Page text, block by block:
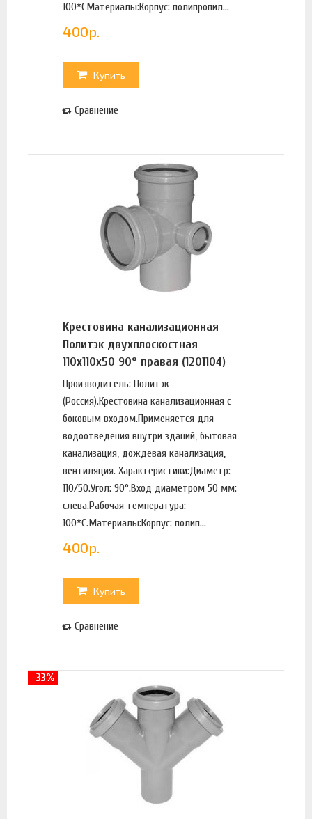
100*СМатериалы:Корпус: полипропил...
400р.
Купить
Сравнение
Крестовина канализационная
Политэк двухплоскостная
110х110х50 90° правая (1201104)
Производитель: Политэк
(Россия).Крестовина канализационная с
боковым входом.Применяется для
водоотведения внутри зданий, бытовая
канализация, дождевая канализация,
вентиляция. Характеристики:Диаметр:
110/50.Угол: 90°.Вход диаметром 50 мм:
слева.Рабочая температура:
100*С.Материалы:Корпус: полип...
400р.
Купить
Сравнение
-33%